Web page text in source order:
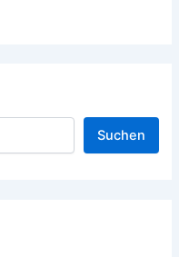
Suchen